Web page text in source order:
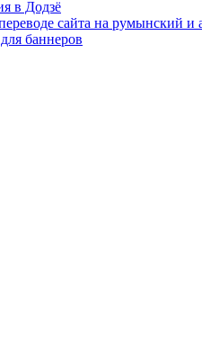
в Додзё
сайта на румынский и
баннеров